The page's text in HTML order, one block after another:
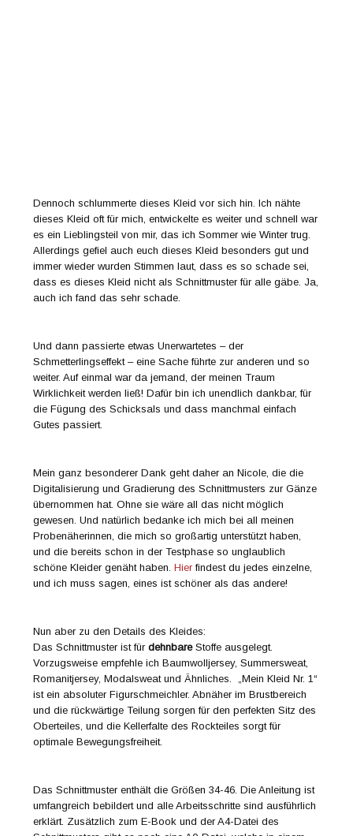
ist ein absoluter Figurschmeichler. Abnäher im Brustbereich
und die rückwärtige Teilung sorgen für den perfekten Sitz des
Oberteiles, und die Kellerfalte des Rockteiles sorgt für
optimale Bewegungsfreiheit.
Das Schnittmuster enthält die Größen 34-46. Die Anleitung ist
Schnittmusters gibt es noch eine A0-Datei, welche in einem
Copyshop ausgedruckt werden kann. Das spart nicht nur
Zeit, da man sich das Zusammenkleben der einzelnen A4-
Seiten erspart, sondern ist auch wesentlich umweltfreundlicher.
Das E-Book erhaltet ihrhier
Mein Kleid Nr. 1 aus der Anleitung. Es ist wirklich eines meiner
absoluten Lieblingsteile, das ich mir aus dem traumhaften
Summersweat Jördis, natürlich von Lillestoffgenäht habe.
Jördis ist ein Design von der großartigen Katrin Riedl/et voilà
Leider ist dieser Summersweat im Shop nicht mehr verfügbar.
Dafür gibt es aber mittlerweile eine sommerliche Variante aus
Biobaumwolljersey namensJördis Maritim, den ich auch
ganz großartig finde.
So, und jetzt seid ihr dran, näht euch euer Kleid, ganz nach
euren Vorstellungen! Das Kleid könnt ihr euch ganz nach
euren Vorstellungen mit Taschen oder ohne Taschen, mit
optionaler Teilung oder ohne optionaler Teilung nähen. Ich
würde mich jedenfalls riesig freuen, wenn ihr mir eure Kleider
in den sozialen Medien mit dem Hashtag#jafimeinkleidnr1
zeigt. Ich bin schon so gespannt auf eure Werke!
hat mir für euch einStoffpaket zur Verfügung gestellt, und das
könnt ihrgewinnen! Was müsst ihr dafür tun? Ganz einfach!